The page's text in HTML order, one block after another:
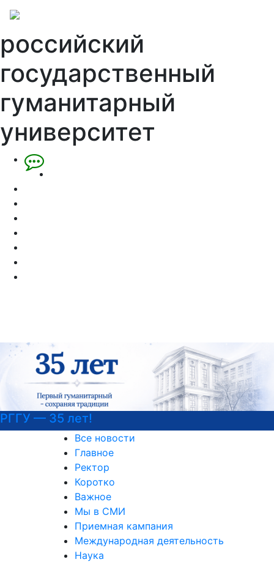
российский
государственный
гуманитарный
университет
Психологическая служба РГГУ
Все новости
Главное
Ректор
Коротко
Важное
Мы в СМИ
Приемная кампания
Международная деятельность
Наука